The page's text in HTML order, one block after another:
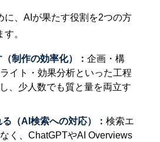
に、AIが果たす役割を2つの方
。
制作の効率化）： 企画・構
イト・効果分析といった工程
、少人数でも質と量を両立す
（AI検索への対応）： 検索エ
く、ChatGPTやAI Overviews